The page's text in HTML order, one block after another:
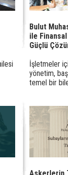
Bulut
ile
Güçlü
İşletmeler
yönetim,
temel bir